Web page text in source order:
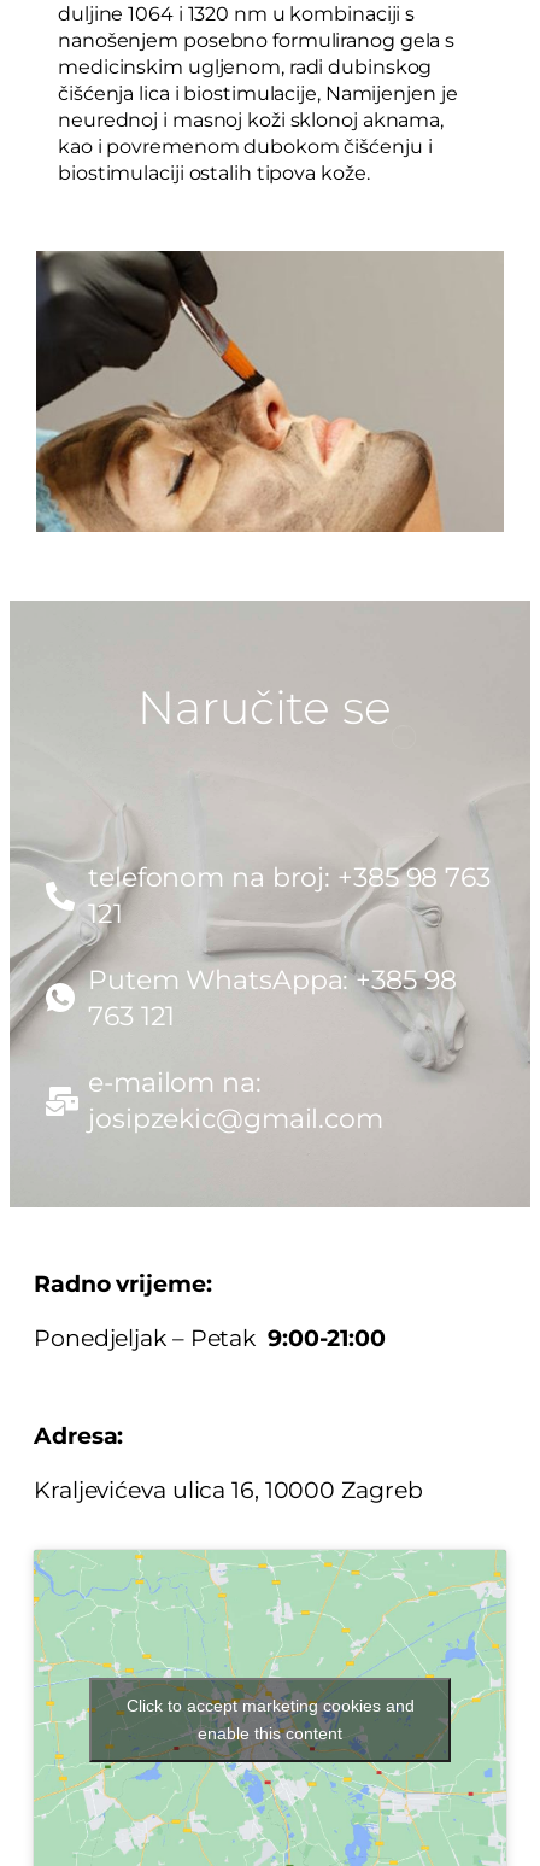
duljine 1064 i 1320 nm u kombinaciji s
nanošenjem posebno formuliranog gela s
medicinskim ugljenom, radi dubinskog
čišćenja lica i biostimulacije, Namijenjen je
neurednoj i masnoj koži sklonoj aknama,
kao i povremenom dubokom čišćenju i
biostimulaciji ostalih tipova kože.
Naručite se
telefonom na broj: +385 98 763
121
Putem WhatsAppa: +385 98
763 121
e-mailom na:
josipzekic@gmail.com
Radno vrijeme:
Ponedjeljak – Petak 9:00-21:00
Adresa:
Kraljevićeva ulica 16, 10000 Zagreb
Click to accept marketing cookies and
enable this content